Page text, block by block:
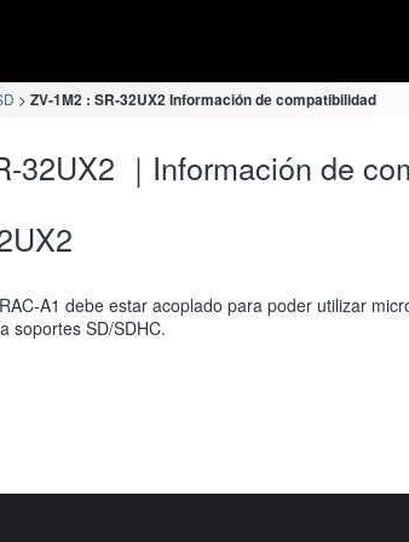
ZV-1M2 : SR-32UX2 Información de compatibilidad
32UX2 ｜Información de
A1 debe estar acoplado para poder utilizar
soportes SD/SDHC.